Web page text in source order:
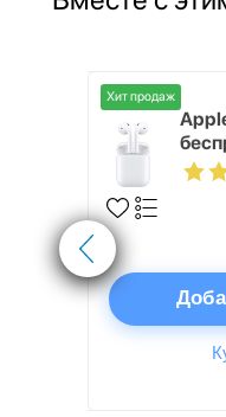
Хит продаж